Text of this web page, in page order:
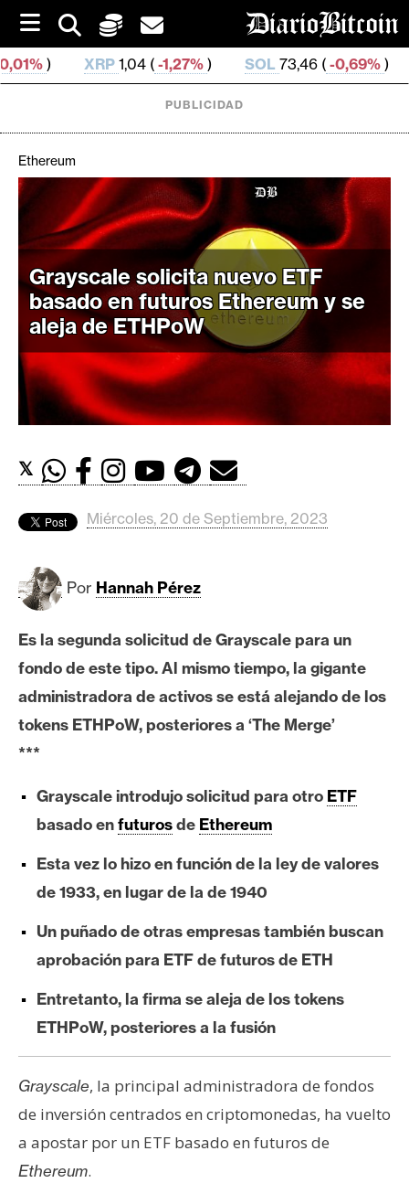
i
p
t
o
1,04 (-1,27%) SOL73,46 (-0,69%) TRX0,327
C
r
i
p
t
o
r
c
o
i
c
o
i
n
t
e
r
e
u
m
I
A
á
l
i
PUBLICIDAD
Ethereum
Grayscale solicita nuevo ETF
basado en futuros Ethereum y se
aleja de ETHPoW
𝕏
Miércoles, 20 de Septiembre, 2023
Por Hannah Pérez
Es la segunda solicitud de Grayscale para un
fondo de este tipo. Al mismo tiempo, la gigante
administradora de activos se está alejando de los
tokens ETHPoW, posteriores a ‘The Merge’
***
Grayscale introdujo solicitud para otro ETF
basado enfuturosde Ethereum
Esta vez lo hizo en función de la ley de valores
de 1933, en lugar de la de 1940
Un puñado de otras empresas también buscan
aprobación para ETF de futuros de ETH
Entretanto, la firma se aleja de los tokens
ETHPoW, posteriores a la fusión
Grayscale, la principal administradora de fondos
de inversión centrados en criptomonedas, ha vuelto
a apostar por un ETF basado en futuros de
Ethereum.